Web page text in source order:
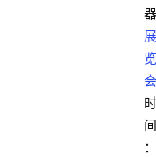
器
展
览
会
时
间
：